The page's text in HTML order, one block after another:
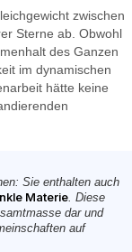
zwischen
Sterne ab. Obwohl
des Ganzen
im dynamischen
hätte keine
Sie enthalten auch
Materie. Diese
dar und
auf